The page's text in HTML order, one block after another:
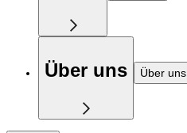
Über uns Über uns